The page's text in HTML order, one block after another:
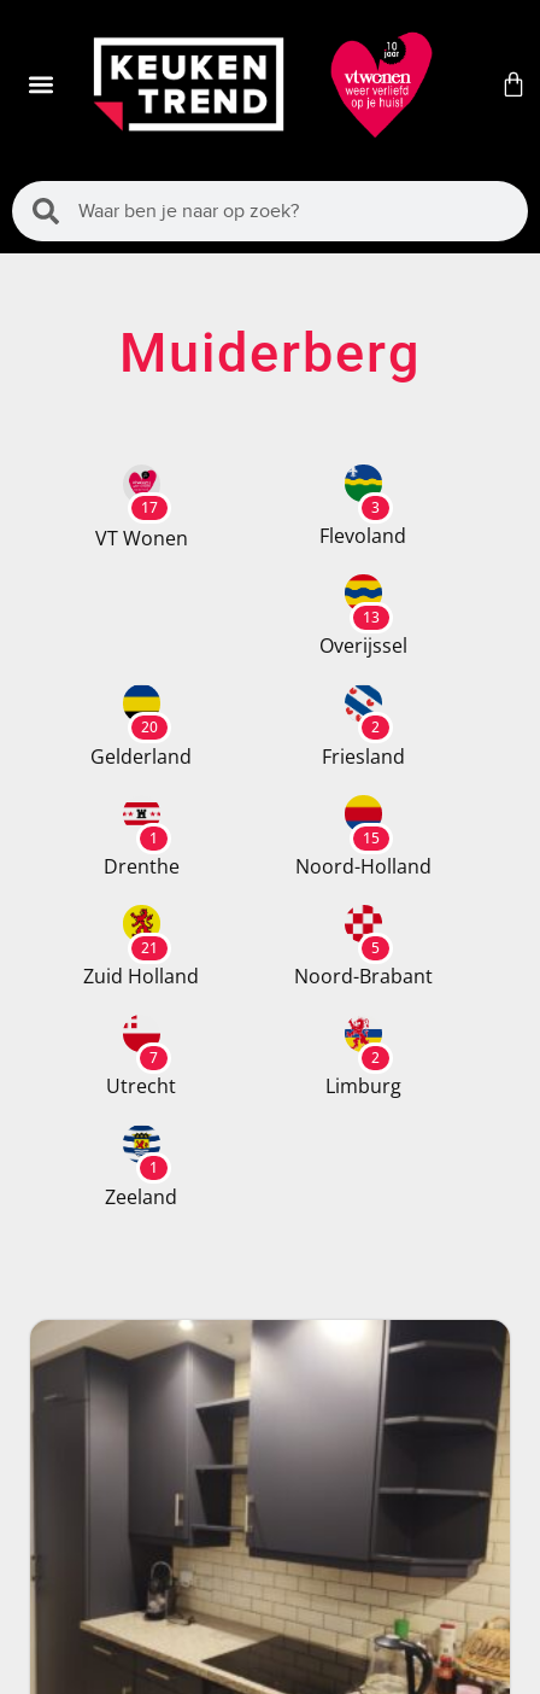
Muiderberg
17
VT Wonen
3
Flevoland
13
Overijssel
20
Gelderland
2
Friesland
1
Drenthe
15
Noord-Holland
21
Zuid Holland
5
Noord-Brabant
7
Utrecht
2
Limburg
1
Zeeland